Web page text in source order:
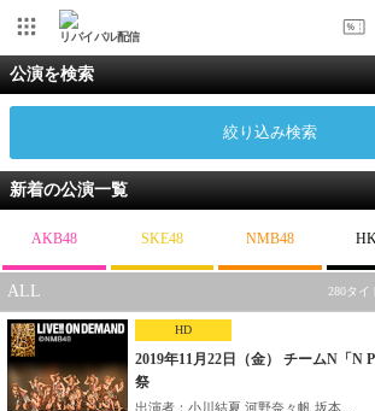
リバイバル配信
公演を検索
絞り込み検索
新着の公演一覧
AKB48 SKE48 NMB48
ALL 280タ
HD
2019年11月22日（金） チームN「N
祭
出演者：小川結夏 河野奈々帆 坂本...